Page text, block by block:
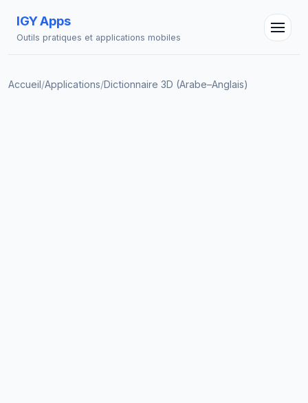
IGY Apps
Outils pratiques et applications mobiles
Accueil/Applications/Dictionnaire 3D (Arabe–Anglais)